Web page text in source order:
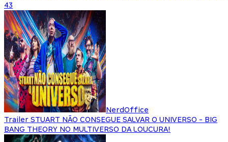
43
NerdOffice
Trailer STUART NÃO CONSEGUE SALVAR O UNIVERSO - BIG
BANG THEORY NO MULTIVERSO DA LOUCURA!